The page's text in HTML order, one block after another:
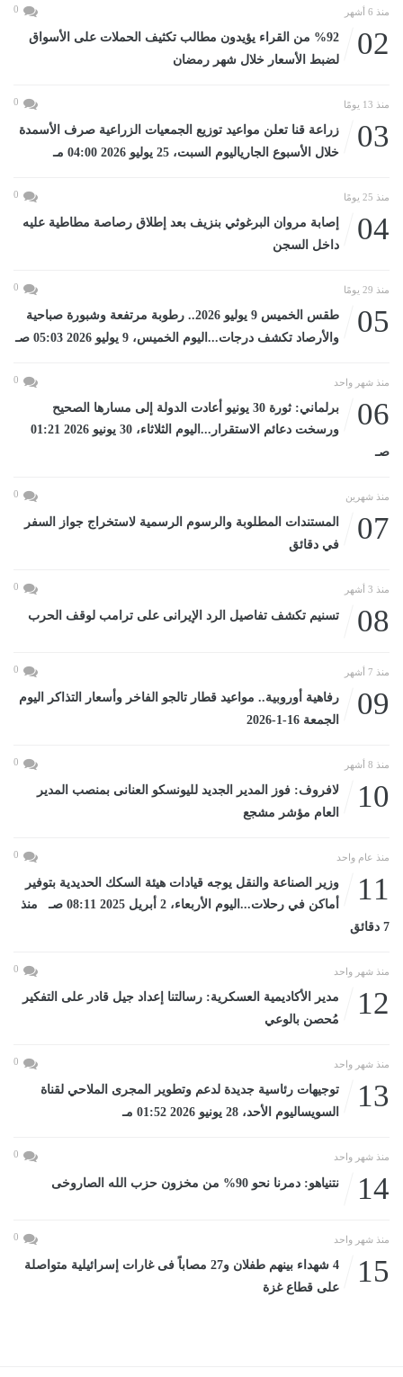
منذ 6 أشهر 0
02
%92 من القراء يؤيدون مطالب تكثيف الحملات على الأسواق
لضبط الأسعار خلال شهر رمضان
منذ 13 يومًا 0
03
زراعة قنا تعلن مواعيد توزيع الجمعيات الزراعية صرف الأسمدة
خلال الأسبوع الجارياليوم السبت، 25 يوليو 2026 04:00 مـ
منذ 25 يومًا 0
04
إصابة مروان البرغوثي بنزيف بعد إطلاق رصاصة مطاطية عليه
داخل السجن
منذ 29 يومًا 0
05
طقس الخميس 9 يوليو 2026.. رطوبة مرتفعة وشبورة صباحية
والأرصاد تكشف درجات...اليوم الخميس، 9 يوليو 2026 05:03 صـ
منذ شهر واحد 0
06
برلماني: ثورة 30 يونيو أعادت الدولة إلى مسارها الصحيح
ورسخت دعائم الاستقرار...اليوم الثلاثاء، 30 يونيو 2026 01:21
صـ
منذ شهرين 0
07
المستندات المطلوبة والرسوم الرسمية لاستخراج جواز السفر
في دقائق
منذ 3 أشهر 0
08 تسنيم تكشف تفاصيل الرد الإيرانى على ترامب لوقف الحرب
منذ 7 أشهر 0
09
رفاهية أوروبية.. مواعيد قطار تالجو الفاخر وأسعار التذاكر اليوم
الجمعة 16-1-2026
منذ 8 أشهر 0
10
لافروف: فوز المدير الجديد لليونسكو العنانى بمنصب المدير
العام مؤشر مشجع
منذ عام واحد 0
11
وزير الصناعة والنقل يوجه قيادات هيئة السكك الحديدية بتوفير
أماكن في رحلات...اليوم الأربعاء، 2 أبريل 2025 08:11 صـ منذ
7 دقائق
منذ شهر واحد 0
12
مدير الأكاديمية العسكرية: رسالتنا إعداد جيل قادر على التفكير
مُحصن بالوعي
منذ شهر واحد 0
13
توجيهات رئاسية جديدة لدعم وتطوير المجرى الملاحي لقناة
السويساليوم الأحد، 28 يونيو 2026 01:52 مـ
منذ شهر واحد 0
14 نتنياهو: دمرنا نحو 90% من مخزون حزب الله الصاروخى
منذ شهر واحد 0
15
4 شهداء بينهم طفلان و27 مصاباً فى غارات إسرائيلية متواصلة
على قطاع غزة